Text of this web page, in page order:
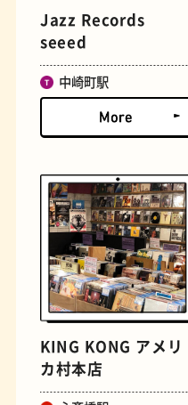
握り寿司
定食
Jazz Records
seeed
中崎町駅
KING KONG アメリ
カ村本店